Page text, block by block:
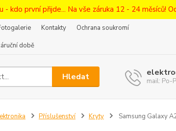
kdo první přijde... Na vše záruka 12 - 24 měsíců!
Kontakty
Ochrana soukromí
době
Hledat mail: Po-
Příslušenství Kryty Samsung Galaxy